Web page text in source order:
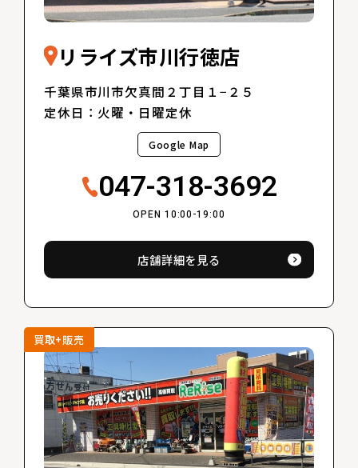
リライズ市川行徳店
千葉県市川市欠真間２丁目１−２５
定休日：火曜・日曜定休
Google Map
047-318-3692
OPEN 10:00-19:00
店舗詳細を見る
買取+販売